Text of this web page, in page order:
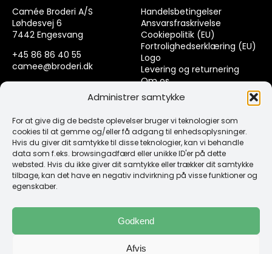
Administrer samtykke
For at give dig de bedste oplevelser bruger vi teknologier som
cookies til at gemme og/eller få adgang til enhedsoplysninger.
Hvis du giver dit samtykke til disse teknologier, kan vi behandle
data som f.eks. browsingadfærd eller unikke ID'er på dette
websted. Hvis du ikke giver dit samtykke eller trækker dit samtykke
tilbage, kan det have en negativ indvirkning på visse funktioner og
egenskaber.
Godkend
Afvis
Camée Broderi A/S
Løhdesvej 6
7442 Engesvang
+45 86 86 40 55
camee@broderi.dk
Handelsbetingelser
Ansvarsfraskrivelse
Cookiepolitik (EU)
Fortrolighedserklæring (EU)
Logo
Levering og returnering
Om os
Kontakt
Links
Spørgsmål & Svar
Tråd
Design selv guide
Konto
Log ind